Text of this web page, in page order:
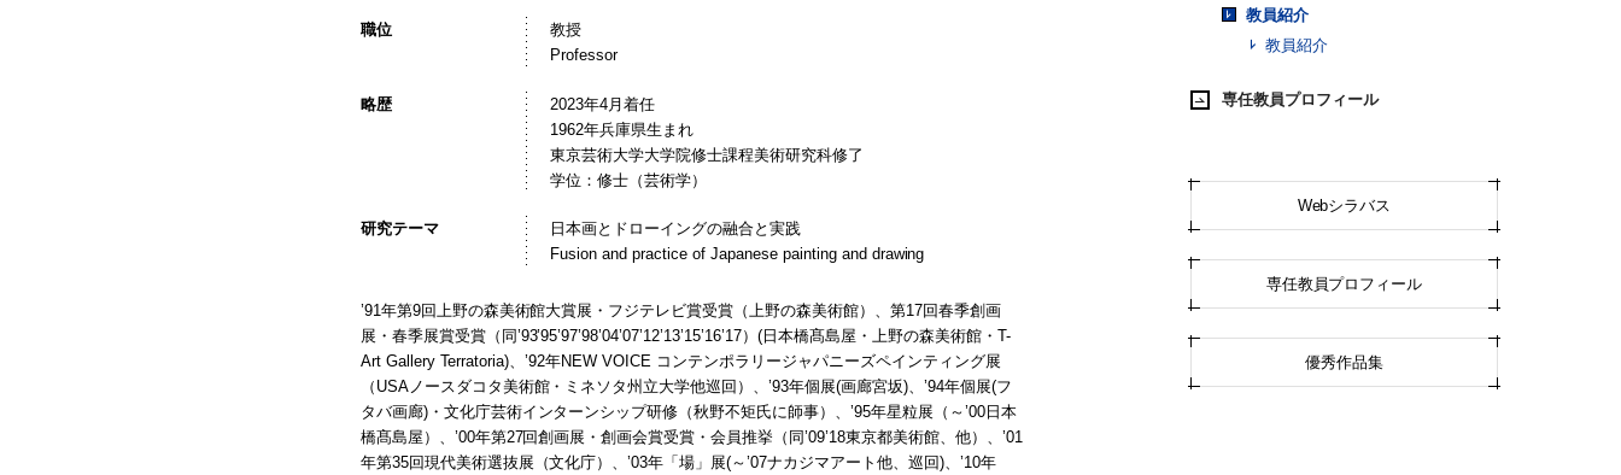
職位
教授
Professor
略歴
2023年4月着任
1962年兵庫県生まれ
東京芸術大学大学院修士課程美術研究科修了
学位：修士（芸術学）
研究テーマ
日本画とドローイングの融合と実践
Fusion and practice of Japanese painting and drawing
’91年第9回上野の森美術館大賞展・フジテレビ賞受賞（上野の森美術館）、第17回春季創画
展・春季展賞受賞（同’93’95’97’98’04’07’12’13’15’16’17）(日本橋髙島屋・上野の森美術館・T-
Art Gallery Terratoria)、’92年NEW VOICE コンテンポラリージャパニーズペインティング展
（USAノースダコタ美術館・ミネソタ州立大学他巡回）、’93年個展(画廊宮坂)、’94年個展(フ
タバ画廊)・文化庁芸術インターンシップ研修（秋野不矩氏に師事）、’95年星粒展（～’00日本
橋髙島屋）、’00年第27回創画展・創画会賞受賞・会員推挙（同’09’18東京都美術館、他）、’01
年第35回現代美術選抜展（文化庁）、’03年「場」展(～’07ナカジマアート他、巡回)、’10年
教員紹介
教員紹介
専任教員プロフィール
Webシラバス
専任教員プロフィール
優秀作品集